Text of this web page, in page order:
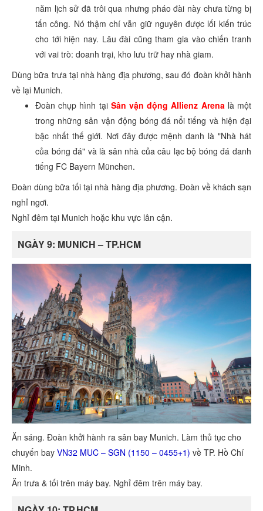
năm lịch sử đã trôi qua nhưng pháo đài này chưa từng bị
tấn công. Nó thậm chí vẫn giữ nguyên được lối kiến trúc
cho tới hiện nay. Lâu đài cũng tham gia vào chiến tranh
với vai trò: doanh trại, kho lưu trữ hay nhà giam.
Dùng bữa trưa tại nhà hàng địa phương, sau đó đoàn khởi hành
về lại Munich.
Đoàn chụp hình tại Sân vận động Allienz Arena là một
trong những sân vận động bóng đá nổi tiếng và hiện đại
bậc nhất thế giới. Nơi đây được mệnh danh là "Nhà hát
của bóng đá" và là sân nhà của câu lạc bộ bóng đá danh
tiếng FC Bayern München.
Đoàn dùng bữa tối tại nhà hàng địa phương. Đoàn về khách sạn
nghỉ ngơi.
Nghỉ đêm tại Munich hoặc khu vực lân cận.
NGÀY 9: MUNICH – TP.HCM
Ăn sáng. Đoàn khởi hành ra sân bay Munich. Làm thủ tục cho
chuyến bay VN32 MUC – SGN (1150 – 0455+1) về TP. Hồ Chí
Minh.
Ăn trưa & tối trên máy bay. Nghỉ đêm trên máy bay.